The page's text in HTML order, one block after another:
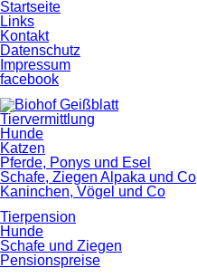
Startseite
Links
Kontakt
Datenschutz
Impressum
facebook
Tiervermittlung
Hunde
Katzen
Pferde, Ponys und Esel
Schafe, Ziegen Alpaka und Co
Kaninchen, Vögel und Co
Tierpension
Hunde
Schafe und Ziegen
Pensionspreise